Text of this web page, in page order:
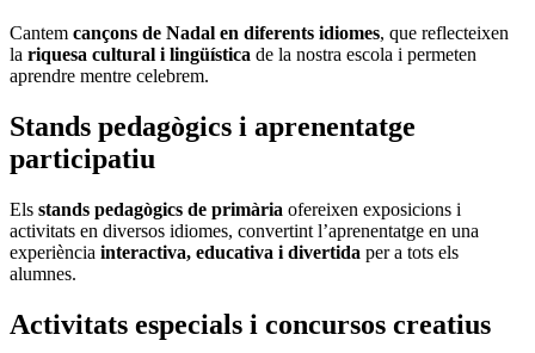
Cantem cançons de Nadal en diferents idiomes, que reflecteixen
la riquesa cultural i lingüística de la nostra escola i permeten
aprendre mentre celebrem.
Stands pedagògics i aprenentatge
participatiu
Els stands pedagògics de primària ofereixen exposicions i
activitats en diversos idiomes, convertint l’aprenentatge en una
experiència interactiva, educativa i divertida per a tots els
alumnes.
Activitats especials i concursos creatius